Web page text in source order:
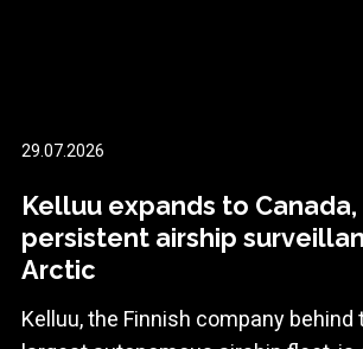
29.07.2026
Kelluu expands to Canada,
persistent airship
Arctic
Kelluu, the Finnish company behind